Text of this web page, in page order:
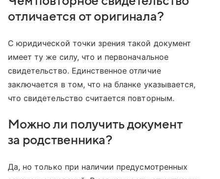
отличается от оригинала?
С юридической точки зрения такой документ
имеет ту же силу, что и первоначальное
свидетельство. Единственное отличие
заключается в том, что на бланке указывается,
что свидетельство считается повторным.
Можно ли получить документ
за родственника?
Да, но только при наличии предусмотренных